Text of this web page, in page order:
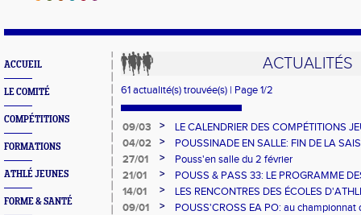
ACCUEIL
LE COMITÉ
COMPÉTITIONS
FORMATIONS
ATHLÉ JEUNES
FORME & SANTÉ
ACTUALITÉS
61 actualité(s) trouvée(s) | Page 1/2
09/03 >
LE CALENDRIER DES COMPÉTITIONS
04/02
>
POUSSINADE EN SALLE: FIN DE LA
JEUNES POUSSES
27/01 >
Pouss'en salle du 2 février
21/01
>
POUSS & PASS 33: LE PROGRAMME
14/01
>
LES RENCONTRES DES ÉCOLES
2020
09/01 >
POUSS'CROSS EA PO: au championnat